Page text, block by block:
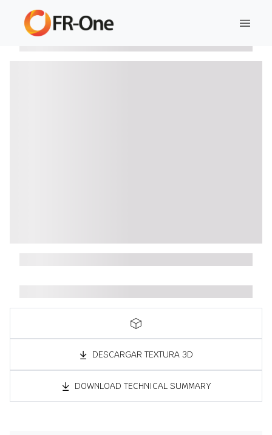
DESCARGAR TEXTURA 3D
DOWNLOAD TECHNICAL SUMMARY